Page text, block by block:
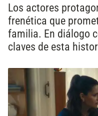
Los actores
frenética que
familia. En diálogo
claves de esta